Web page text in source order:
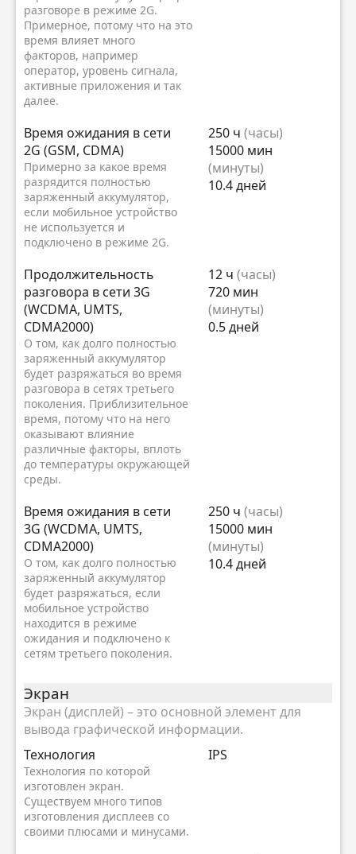
разговоре в режиме 2G.
Примерное, потому что на это
время влияет много
факторов, например
оператор, уровень сигнала,
активные приложения и так
далее.
Время ожидания в сети
2G (GSM, CDMA)
Примерно за какое время
разрядится полностью
заряженный аккумулятор,
если мобильное устройство
не используется и
подключено в режиме 2G.
250 ч (часы)
15000 мин
(минуты)
10.4 дней
Продолжительность
разговора в сети 3G
(WCDMA, UMTS,
CDMA2000)
О том, как долго полностью
заряженный аккумулятор
будет разряжаться во время
разговора в сетях третьего
поколения. Приблизительное
время, потому что на него
оказывают влияние
различные факторы, вплоть
до температуры окружающей
среды.
12 ч (часы)
720 мин
(минуты)
0.5 дней
Время ожидания в сети
3G (WCDMA, UMTS,
CDMA2000)
О том, как долго полностью
заряженный аккумулятор
будет разряжаться, если
мобильное устройство
находится в режиме
ожидания и подключено к
сетям третьего поколения.
250 ч (часы)
15000 мин
(минуты)
10.4 дней
Экран
Экран (дисплей) – это основной элемент для
вывода графической информации.
Технология
Технология по которой
изготовлен экран.
Существуем много типов
изготовления дисплеев со
своими плюсами и минусами.
IPS